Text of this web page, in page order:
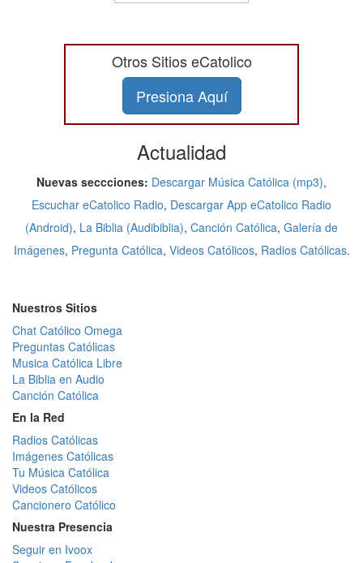
Otros Sitios eCatolico
Presiona Aquí
Actualidad
Nuevas seccciones: Descargar Música Católica (mp3),
Escuchar eCatolico Radio, Descargar App eCatolico Radio
(Android), La Biblia (Audibiblia), Canción Católica, Galería de
Imágenes, Pregunta Católica, Videos Católicos, Radios Católicas.
Nuestros Sitios
Chat Católico Omega
Preguntas Católicas
Musica Católica Libre
La Biblia en Audio
Canción Católica
En la Red
Radios Católicas
Imágenes Católicas
Tu Música Católica
Videos Católicos
Cancionero Católico
Nuestra Presencia
Seguir en Ivoox